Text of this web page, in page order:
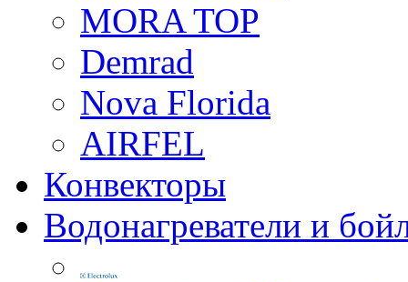
MORA TOP
Demrad
Nova Florida
AIRFEL
Конвекторы
Водонагреватели и